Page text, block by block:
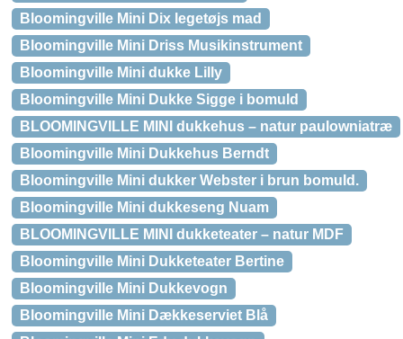
Bloomingville Mini Dix legetøjs mad
Bloomingville Mini Driss Musikinstrument
Bloomingville Mini dukke Lilly
Bloomingville Mini Dukke Sigge i bomuld
BLOOMINGVILLE MINI dukkehus – natur paulowniatræ
Bloomingville Mini Dukkehus Berndt
Bloomingville Mini dukker Webster i brun bomuld.
Bloomingville Mini dukkeseng Nuam
BLOOMINGVILLE MINI dukketeater – natur MDF
Bloomingville Mini Dukketeater Bertine
Bloomingville Mini Dukkevogn
Bloomingville Mini Dækkeserviet Blå